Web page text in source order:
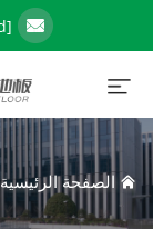
[email protected]
الصفحة الرئيسية